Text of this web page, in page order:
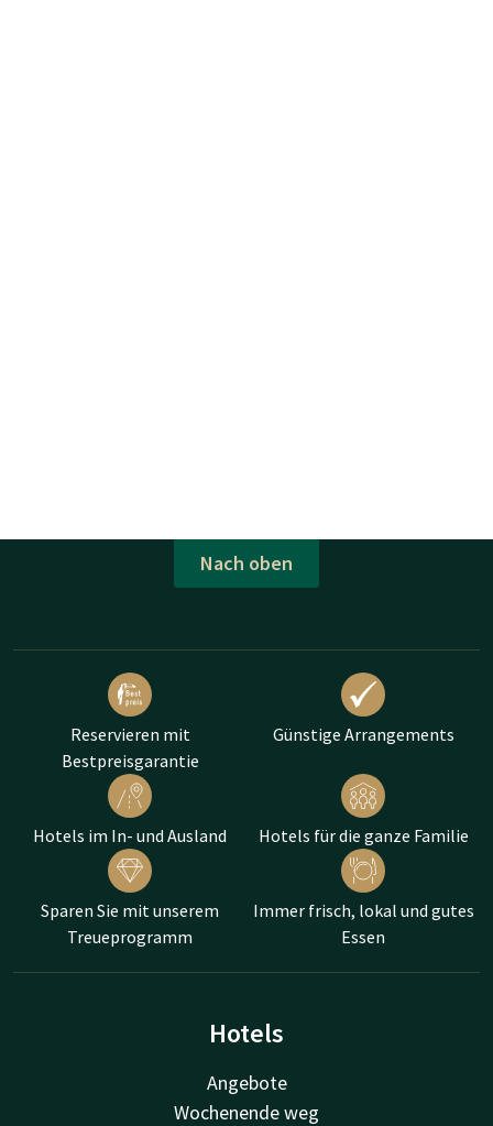
Nach oben
Reservieren mit
Bestpreisgarantie
Günstige Arrangements
Hotels im In- und Ausland Hotels für die ganze Familie
Sparen Sie mit unserem
Treueprogramm
Immer frisch, lokal und gutes
Essen
Hotels
Angebote
Wochenende weg